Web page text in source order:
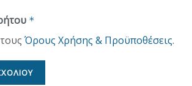
*
Όρους Χρήσης & Προϋποθέσεις.